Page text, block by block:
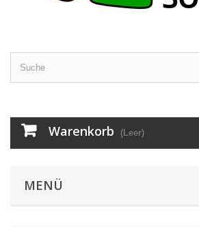
Warenkorb (Leer)
MENÜ